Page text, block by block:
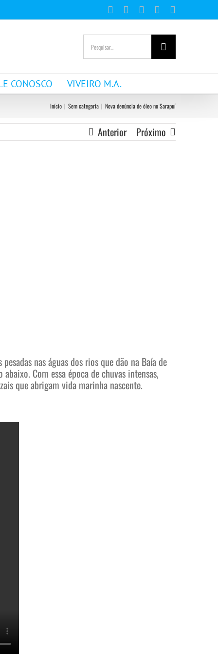
FacebookInstagramYouTubeWhatsApp
mail
Buscar
resultados
para:
CONOSCO VIVEIRO M.A.
Início | Sem categoria | Nova denúncia de óleo no Sarapuí
Anterior Próximo
nas águas dos rios que dão na Baía de
Com essa época de chuvas intensas,
que abrigam vida marinha nascente.